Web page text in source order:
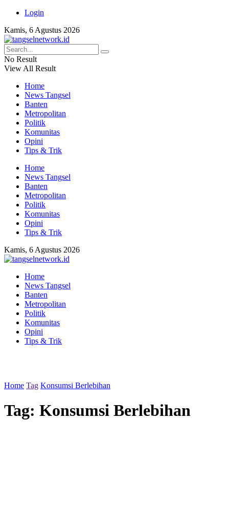
Login
Kamis, 6 Agustus 2026
No Result
View All Result
Home
News Tangsel
Banten
Metropolitan
Politik
Komunitas
Opini
Tips & Trik
Home
News Tangsel
Banten
Metropolitan
Politik
Komunitas
Opini
Tips & Trik
Kamis, 6 Agustus 2026
Home
News Tangsel
Banten
Metropolitan
Politik
Komunitas
Opini
Tips & Trik
Home Tag Konsumsi Berlebihan
Tag: Konsumsi Berlebihan